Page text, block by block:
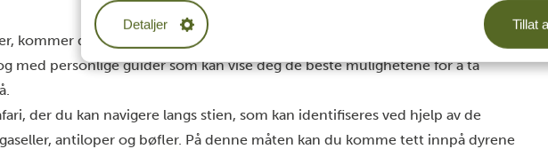
Detaljer Tillat
kommer du til å sette pris på utsikten du finner her. Hvorfor? Denne lodgen
med personlige guider som kan vise deg de beste mulighetene for å ta
der du kan navigere langs stien, som kan identifiseres ved hjelp av de
antiloper og bøfler. På denne måten kan du komme tett innpå dyrene